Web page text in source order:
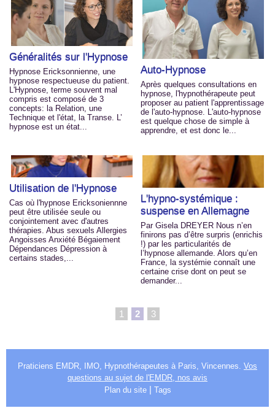
Généralités sur l'Hypnose
Hypnose Ericksonnienne, une
hypnose respectueuse du patient.
L'Hypnose, terme souvent mal
compris est composé de 3
concepts: la Relation, une
Technique et l'état, la Transe. L’
hypnose est un état...
Auto-Hypnose
Après quelques consultations en
hypnose, l'hypnothérapeute peut
proposer au patient l'apprentissage
de l'auto-hypnose. L'auto-hypnose
est quelque chose de simple à
apprendre, et est donc le...
Utilisation de l'Hypnose
Cas où l'hypnose Ericksoniennne
peut être utilisée seule ou
conjointement avec d'autres
thérapies. Abus sexuels Allergies
Angoisses Anxiété Bégaiement
Dépendances Dépression à
certains stades,...
L'hypno-systémique :
suspense en Allemagne
Par Gisela DREYER Nous n’en
finirons pas d’être surpris (enrichis
!) par les particularités de
l’hypnose allemande. Alors qu’en
France, la systémie connaît une
certaine crise dont on peut se
demander...
1 2 3
Praticiens EMDR, IMO, Hypnothérapeutes à Paris, Vincennes. Vos
questions au sujet de l'EMDR, nos avis
Plan du site | Tags